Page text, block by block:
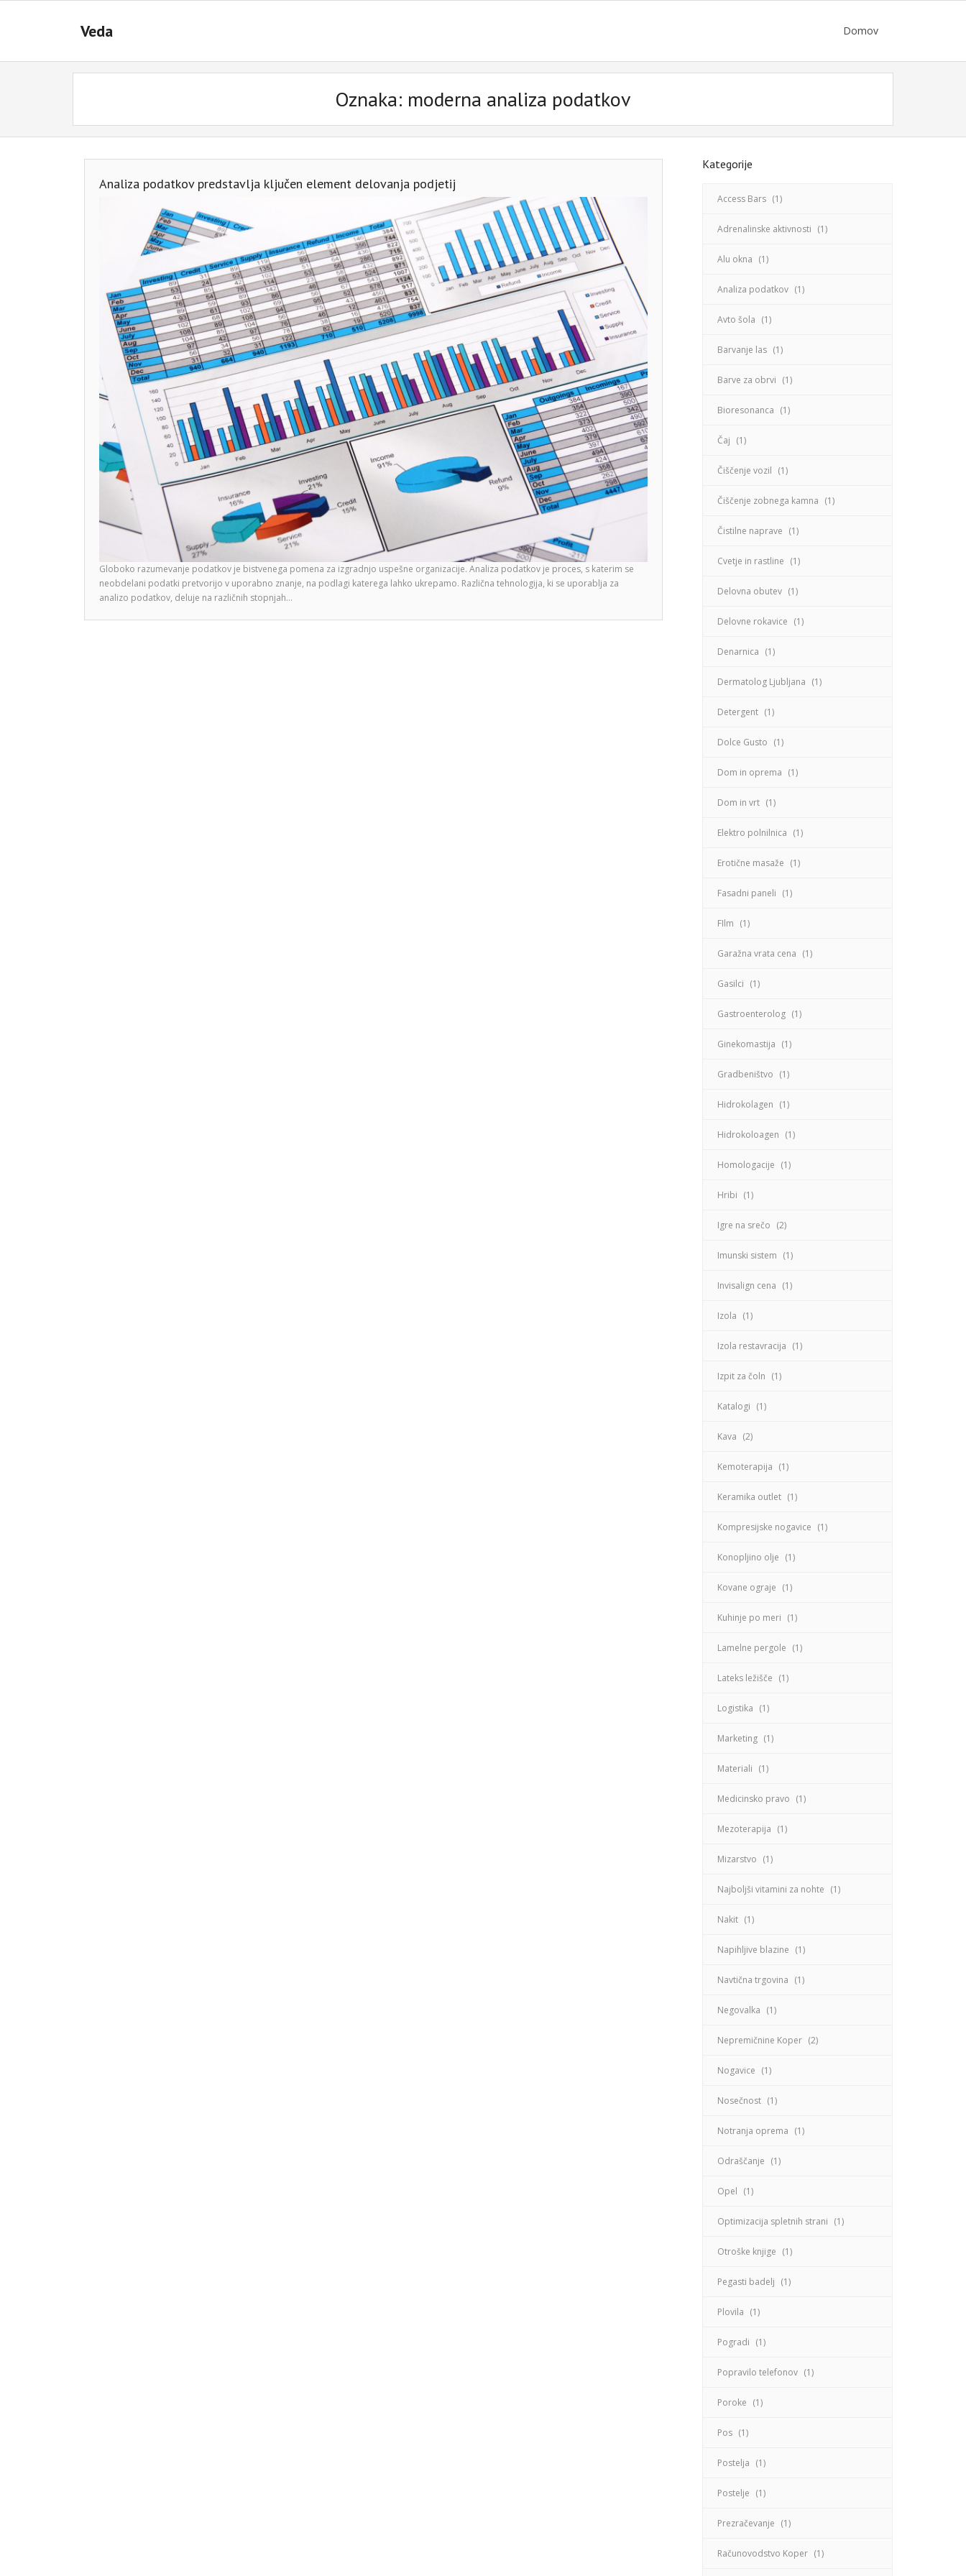
Veda Domov
Oznaka: moderna analiza podatkov
Analiza podatkov predstavlja ključen element delovanja podjetij
Globoko razumevanje podatkov je bistvenega pomena za izgradnjo uspešne organizacije. Analiza podatkov je proces, s katerim se
neobdelani podatki pretvorijo v uporabno znanje, na podlagi katerega lahko ukrepamo. Različna tehnologija, ki se uporablja za
analizo podatkov, deluje na različnih stopnjah…
Kategorije
Access Bars (1)
Adrenalinske aktivnosti (1)
Alu okna (1)
Analiza podatkov (1)
Avto šola (1)
Barvanje las (1)
Barve za obrvi (1)
Bioresonanca (1)
Čaj (1)
Čiščenje vozil (1)
Čiščenje zobnega kamna (1)
Čistilne naprave (1)
Cvetje in rastline (1)
Delovna obutev (1)
Delovne rokavice (1)
Denarnica (1)
Dermatolog Ljubljana (1)
Detergent (1)
Dolce Gusto (1)
Dom in oprema (1)
Dom in vrt (1)
Elektro polnilnica (1)
Erotične masaže (1)
Fasadni paneli (1)
FIlm (1)
Garažna vrata cena (1)
Gasilci (1)
Gastroenterolog (1)
Ginekomastija (1)
Gradbeništvo (1)
Hidrokolagen (1)
Hidrokoloagen (1)
Homologacije (1)
Hribi (1)
Igre na srečo (2)
Imunski sistem (1)
Invisalign cena (1)
Izola (1)
Izola restavracija (1)
Izpit za čoln (1)
Katalogi (1)
Kava (2)
Kemoterapija (1)
Keramika outlet (1)
Kompresijske nogavice (1)
Konopljino olje (1)
Kovane ograje (1)
Kuhinje po meri (1)
Lamelne pergole (1)
Lateks ležišče (1)
Logistika (1)
Marketing (1)
Materiali (1)
Medicinsko pravo (1)
Mezoterapija (1)
Mizarstvo (1)
Najboljši vitamini za nohte (1)
Nakit (1)
Napihljive blazine (1)
Navtična trgovina (1)
Negovalka (1)
Nepremičnine Koper (2)
Nogavice (1)
Nosečnost (1)
Notranja oprema (1)
Odraščanje (1)
Opel (1)
Optimizacija spletnih strani (1)
Otroške knjige (1)
Pegasti badelj (1)
Plovila (1)
Pogradi (1)
Popravilo telefonov (1)
Poroke (1)
Pos (1)
Postelja (1)
Postelje (1)
Prezračevanje (1)
Računovodstvo Koper (1)